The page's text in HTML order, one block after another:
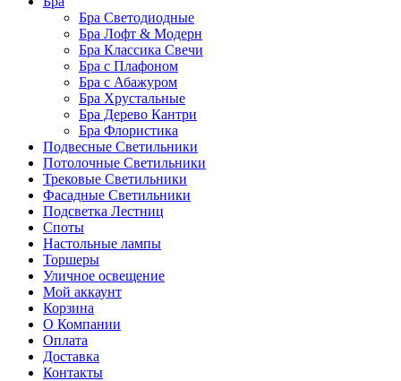
Бра Светодиодные
Бра Лофт & Модерн
Бра Классика Свечи
Бра с Плафоном
Бра с Абажуром
Бра Хрустальные
Бра Дерево Кантри
Бра Флористика
Подвесные Светильники
Потолочные Светильники
Трековые Светильники
Фасадные Светильники
Подсветка Лестниц
Споты
Настольные лампы
Торшеры
Уличное освещение
Мой аккаунт
Корзина
О Компании
Оплата
Доставка
Контакты